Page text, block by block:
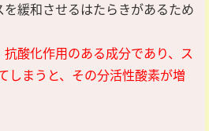
を緩和させるはたらきがあるため
抗酸化作用のある成分であり、ス
しまうと、その分活性酸素が増